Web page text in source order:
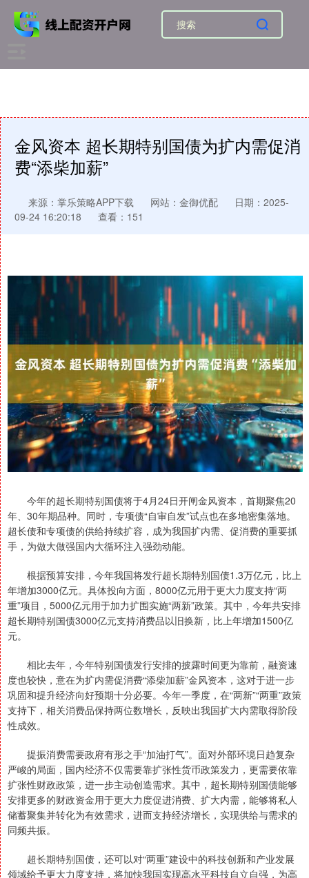
金风资本 超长期特别国债为扩内需促消
费“添柴加薪”
来源：掌乐策略APP下载 网站：金御优配
日期：2025-
09-24 16:20:18
查看：151
今年的超长期特别国债将于4月24日开闸金风资本，首期聚焦20
年、30年期品种。同时，专项债“自审自发”试点也在多地密集落地。
超长债和专项债的供给持续扩容，成为我国扩内需、促消费的重要抓
手，为做大做强国内大循环注入强劲动能。
根据预算安排，今年我国将发行超长期特别国债1.3万亿元，比上
年增加3000亿元。具体投向方面，8000亿元用于更大力度支持“两
重”项目，5000亿元用于加力扩围实施“两新”政策。其中，今年共安排
超长期特别国债3000亿元支持消费品以旧换新，比上年增加1500亿
元。
相比去年，今年特别国债发行安排的披露时间更为靠前，融资速
度也较快，意在为扩内需促消费“添柴加薪”金风资本，这对于进一步
巩固和提升经济向好预期十分必要。今年一季度，在“两新”“两重”政策
支持下，相关消费品保持两位数增长，反映出我国扩大内需取得阶段
性成效。
提振消费需要政府有形之手“加油打气”。面对外部环境日趋复杂
严峻的局面，国内经济不仅需要靠扩张性货币政策发力，更需要依靠
扩张性财政政策，进一步主动创造需求。其中，超长期特别国债能够
安排更多的财政资金用于更大力度促进消费、扩大内需，能够将私人
储蓄聚集并转化为有效需求，进而支持经济增长，实现供给与需求的
同频共振。
超长期特别国债，还可以对“两重”建设中的科技创新和产业发展
领域给予更大力度支持，将加快我国实现高水平科技自立自强，为高